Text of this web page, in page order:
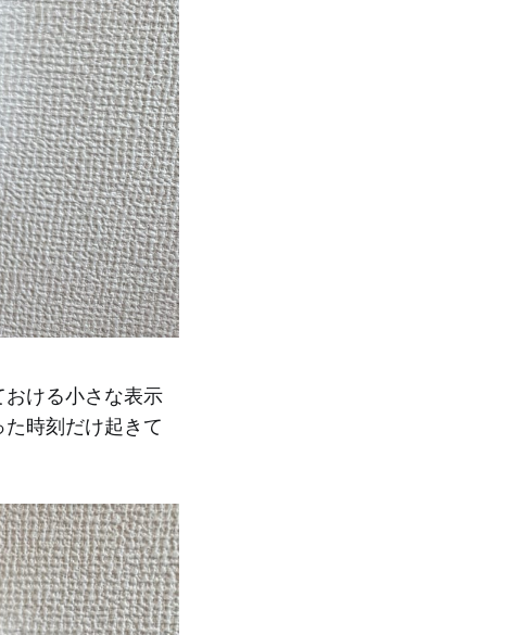
ける小さな表示
時刻だけ起きて